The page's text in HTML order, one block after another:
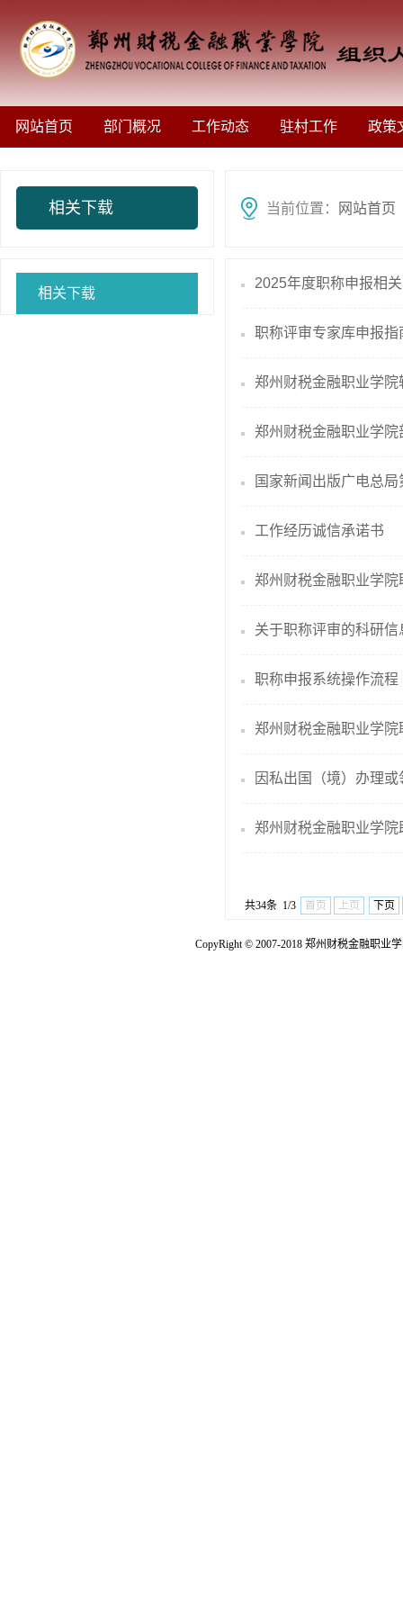
网站首页 部门概况 工作动态 驻村工作 政策
相关下载 当前位置： 网站首页
相关下载
2025年度职称申报相
职称评审专家库申报指
郑州财税金融职业学
郑州财税金融职业学
国家新闻出版广电总
工作经历诚信承诺书
郑州财税金融职业学
关于职称评审的科研信
职称申报系统操作流程
郑州财税金融职业学
因私出国（境）办理
郑州财税金融职业学
共34条 1/3 首页 上页 下页
CopyRight © 2007-2018 郑州财税金融职业